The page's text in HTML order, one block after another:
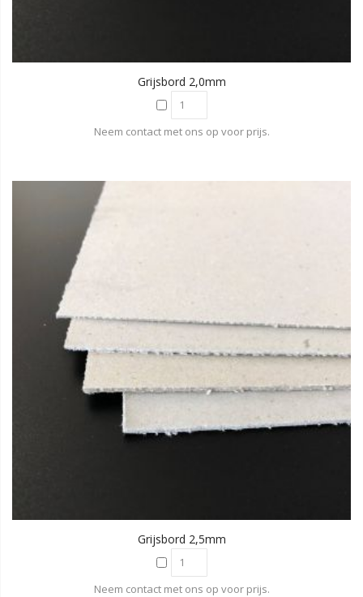
Grijsbord 2,0mm
Neem contact met ons op voor prijs.
Grijsbord 2,5mm
Neem contact met ons op voor prijs.